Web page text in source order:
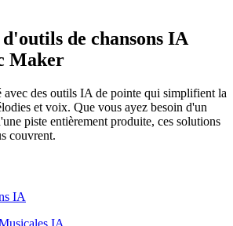
de chansons IA
Maker
des outils IA de pointe qui simplifient la
et voix. Que vous ayez besoin d'un
piste entièrement produite, ces solutions
couvrent.
IA
IA